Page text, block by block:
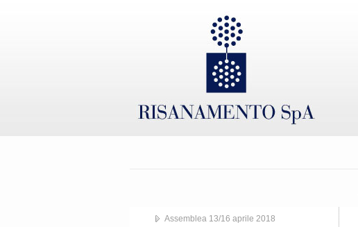
Assemblea 13/16 aprile 2018